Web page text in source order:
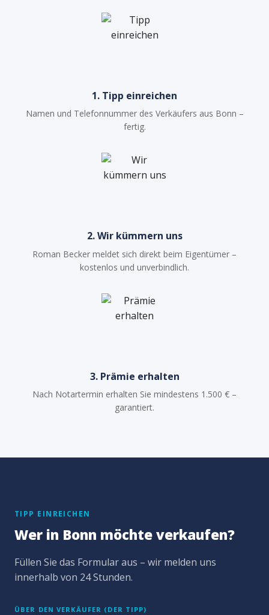
1. Tipp einreichen
Namen und Telefonnummer des Verkäufers aus Bonn –
fertig.
2. Wir kümmern uns
Roman Becker meldet sich direkt beim Eigentümer –
kostenlos und unverbindlich.
3. Prämie erhalten
Nach Notartermin erhalten Sie mindestens 1.500 € –
garantiert.
TIPP EINREICHEN
Wer in Bonn möchte verkaufen?
Füllen Sie das Formular aus – wir melden uns
innerhalb von 24 Stunden.
ÜBER DEN VERKÄUFER (DER TIPP)